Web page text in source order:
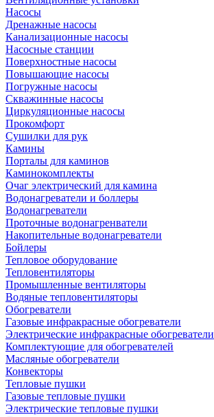
Насосы
Дренажные насосы
Канализационные насосы
Насосные станции
Поверхностные насосы
Повышающие насосы
Погружные насосы
Скважинные насосы
Циркуляционные насосы
Прокомфорт
Сушилки для рук
Камины
Порталы для каминов
Каминокомплекты
Очаг электрический для камина
Водонагреватели и боллеры
Водонагреватели
Проточные водонагренватели
Накопительные водонагреватели
Бойлеры
Тепловое оборудование
Тепловентиляторы
Промышленные вентиляторы
Водяные тепловентиляторы
Обогреватели
Газовые инфракрасные обогреватели
Электрические инфракрасные обогреватели
Комплектующие для обогревателей
Масляные обогреватели
Конвекторы
Тепловые пушки
Газовые тепловые пушки
Электрические тепловые пушки